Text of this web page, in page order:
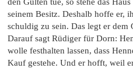
seinem Besitz. Deshalb hoffe er,
schuldig zu sein. Das legt er dem
Darauf sagt Rüdiger für Dorn:
wolle festhalten lassen, dass
Kauf gestehe. Und er hofft, weil